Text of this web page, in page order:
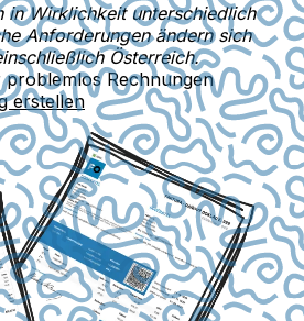
in Wirklichkeit unterschiedlich
Anforderungen ändern sich
Österreich.
problemlos Rechnungen
erstellen